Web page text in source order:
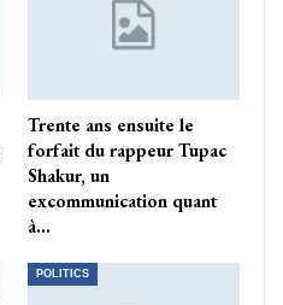
Trente ans ensuite le
forfait du rappeur Tupac
Shakur, un
excommunication quant
à…
POLITICS